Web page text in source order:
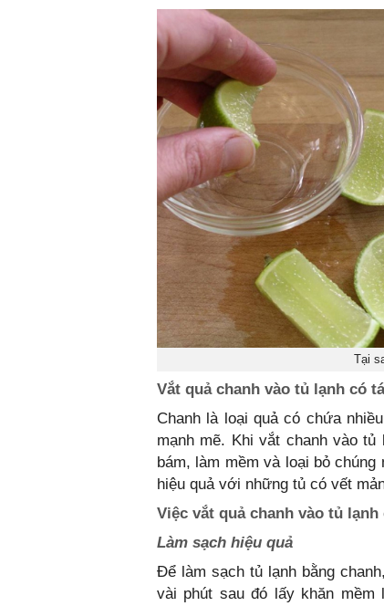
Tại
Vắt quả chanh vào tủ lạnh có
Chanh là loại quả có chứa
mạnh mẽ. Khi vắt chanh vào
bám, làm mềm và loại bỏ
hiệu quả với những tủ có vết
Việc vắt quả chanh vào tủ
Làm sạch hiệu quả
Để làm sạch tủ lạnh bằng
vài phút sau đó lấy khăn